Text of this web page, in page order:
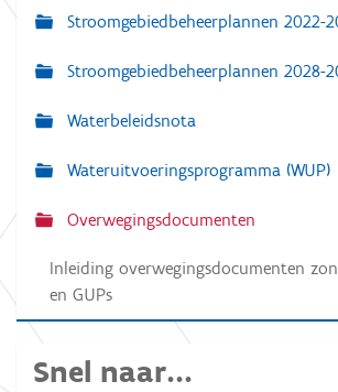
N
a
i
g
t
Stroomgebiedbeheerplannen 2022-
Stroomgebiedbeheerplannen 2028-
Waterbeleidsnota
Wateruitvoeringsprogramma (WUP)
Overwegingsdocumenten
Inleiding overwegingsdocumenten
en GUPs
Snel naar...